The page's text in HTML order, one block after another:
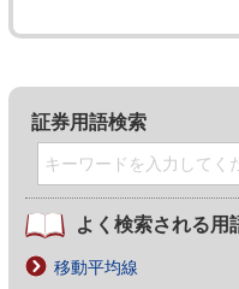
証券用語検索
よく検索される用
移動平均線